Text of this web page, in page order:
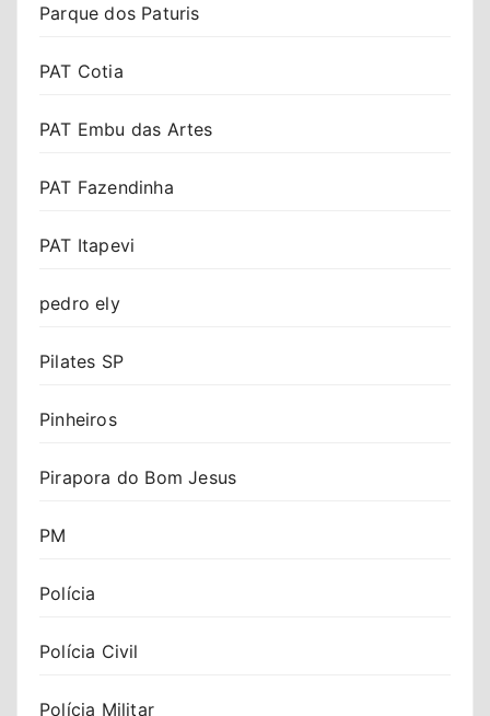
Parque dos Paturis
PAT Cotia
PAT Embu das Artes
PAT Fazendinha
PAT Itapevi
pedro ely
Pilates SP
Pinheiros
Pirapora do Bom Jesus
PM
Polícia
Polícia Civil
Polícia Militar